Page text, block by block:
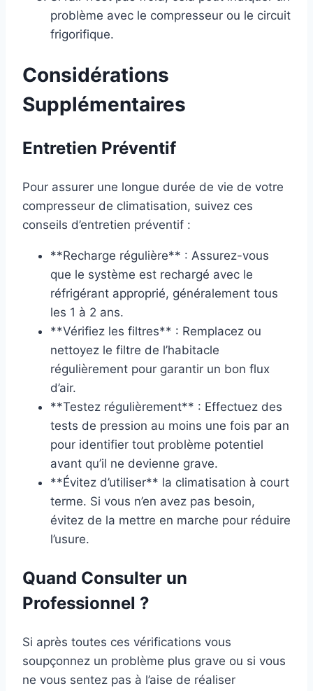
problème avec le compresseur ou le circuit
frigorifique.
Considérations
Supplémentaires
Entretien Préventif
Pour assurer une longue durée de vie de votre
compresseur de climatisation, suivez ces
conseils d’entretien préventif :
**Recharge régulière** : Assurez-vous
que le système est rechargé avec le
réfrigérant approprié, généralement tous
les 1 à 2 ans.
**Vérifiez les filtres** : Remplacez ou
nettoyez le filtre de l’habitacle
régulièrement pour garantir un bon flux
d’air.
**Testez régulièrement** : Effectuez des
tests de pression au moins une fois par an
pour identifier tout problème potentiel
avant qu’il ne devienne grave.
**Évitez d’utiliser** la climatisation à court
terme. Si vous n’en avez pas besoin,
évitez de la mettre en marche pour réduire
l’usure.
Quand Consulter un
Professionnel ?
Si après toutes ces vérifications vous
soupçonnez un problème plus grave ou si vous
ne vous sentez pas à l’aise de réaliser